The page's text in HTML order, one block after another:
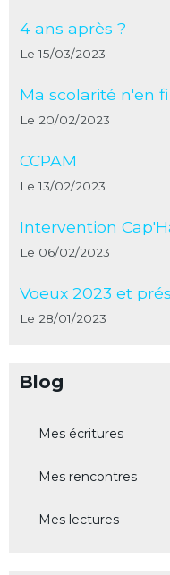
4 ans après ?
Le 15/03/2023
Ma scolarité n'en
Le 20/02/2023
CCPAM
Le 13/02/2023
Intervention
Le 06/02/2023
Voeux 2023 et
Le 28/01/2023
Blog
Mes écritures
Mes rencontres
Mes lectures